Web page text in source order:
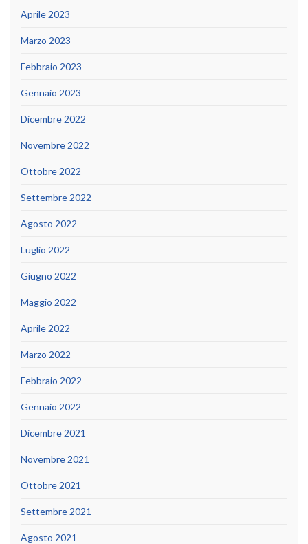
Aprile 2023
Marzo 2023
Febbraio 2023
Gennaio 2023
Dicembre 2022
Novembre 2022
Ottobre 2022
Settembre 2022
Agosto 2022
Luglio 2022
Giugno 2022
Maggio 2022
Aprile 2022
Marzo 2022
Febbraio 2022
Gennaio 2022
Dicembre 2021
Novembre 2021
Ottobre 2021
Settembre 2021
Agosto 2021